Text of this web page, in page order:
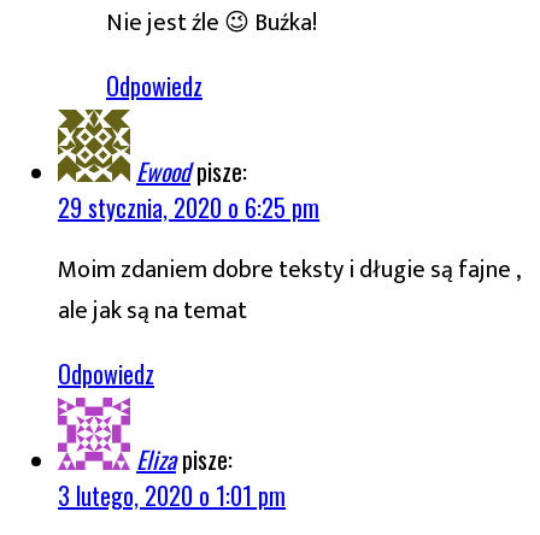
Nie jest źle 😉 Buźka!
Odpowiedz
Ewood pisze:
29 stycznia, 2020 o 6:25 pm
Moim zdaniem dobre teksty i długie są fajne ,
ale jak są na temat
Odpowiedz
Eliza pisze:
3 lutego, 2020 o 1:01 pm